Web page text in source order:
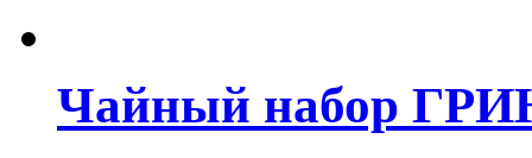
Чайный набор